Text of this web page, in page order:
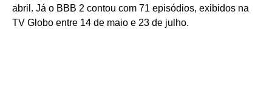
abril. Já o BBB 2 contou com 71 episódios, exibidos na
TV Globo entre 14 de maio e 23 de julho.